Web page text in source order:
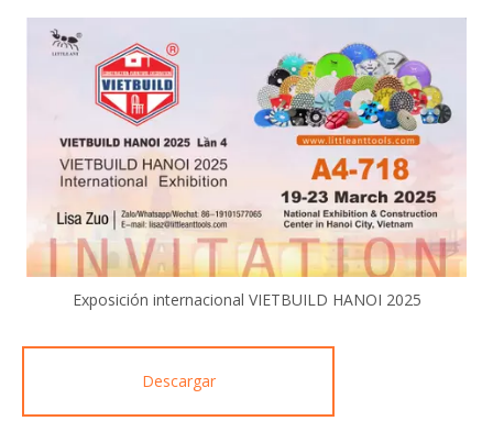
Exposición internacional VIETBUILD HANOI 2025
Descargar